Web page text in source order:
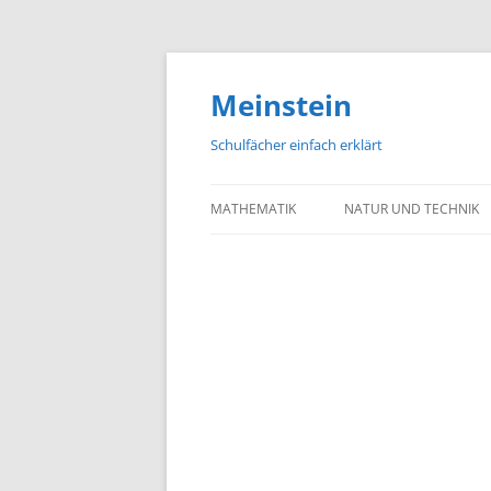
Meinstein
Schulfächer einfach erklärt
MATHEMATIK NATUR UND TECHNIK